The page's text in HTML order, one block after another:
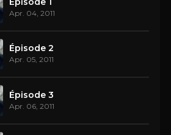
Apr. 04, 2011
Épisode 2
Apr. 05, 2011
Épisode 3
Apr. 06, 2011